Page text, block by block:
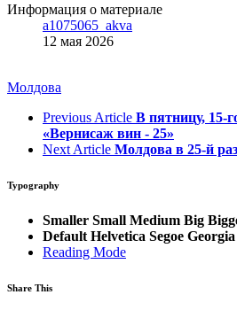
Информация о материале
a1075065_akva
12 мая 2026
Молдова
Previous Article В пятницу, 15-
«Вернисаж вин - 25»
Next Article Молдова в 25-й
Typography
Smaller Small Medium Big
Default Helvetica Segoe Georgia
Reading Mode
Share This